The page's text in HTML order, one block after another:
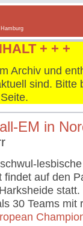
Hamburg
+ + +
Archiv und
sind. Bitte
EM in
findet auf den
30 Teams mit